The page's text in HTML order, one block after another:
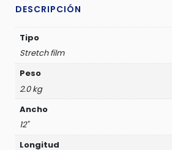
-
12-
2.0
cantidad
DESCRIPCIÓN
Tipo
Stretch film
Peso
2.0 kg
Ancho
12"
Longitud